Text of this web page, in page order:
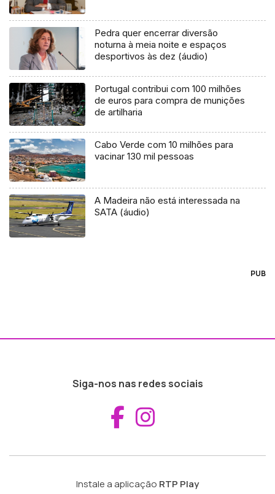
Pedra quer encerrar diversão
noturna à meia noite e espaços
desportivos às dez (áudio)
Portugal contribui com 100 milhões
de euros para compra de munições
de artilharia
Cabo Verde com 10 milhões para
vacinar 130 mil pessoas
A Madeira não está interessada na
SATA (áudio)
PUB
Siga-nos nas redes sociais
Aceder ao
Instale a aplicação RTP Play